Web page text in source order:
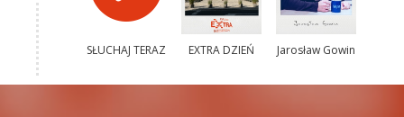
SŁUCHAJ TERAZ EXTRA DZIEŃ Jarosław Gowin